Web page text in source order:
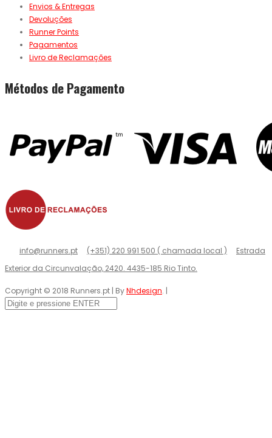
Envios & Entregas
Devoluções
Runner Points
Pagamentos
Livro de Reclamações
Métodos de Pagamento
info@runners.pt (+351) 220 991 500 ( chamada local )
Estrada
Exterior da Circunvalação, 2420. 4435-185 Rio Tinto.
Copyright © 2018 Runners.pt | ByNhdesign. |